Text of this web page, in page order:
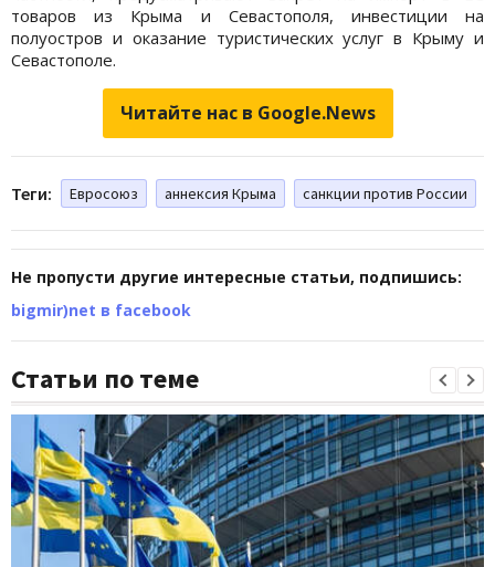
товаров из Крыма и Севастополя, инвестиции на
полуостров и оказание туристических услуг в Крыму и
Севастополе.
Читайте нас в Google.News
Теги: Евросоюз аннексия Крыма санкции против России
Не пропусти другие интересные статьи, подпишись:
bigmir)net в facebook
Статьи по теме